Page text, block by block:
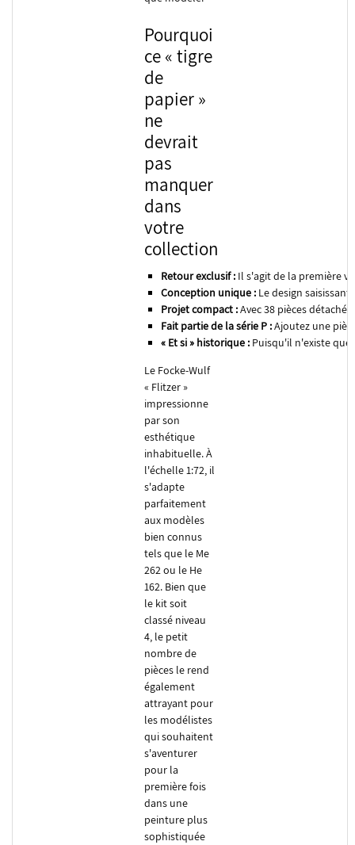
Pourquoi
ce « tigre
de
papier »
ne
devrait
pas
manquer
dans
votre
collection
Retour exclusif : Il s'agit de la première
Conception unique : Le design
Projet compact :Avec 38 pièces
Fait partie de la série P :Ajoutez une
« Et si » historique : Puisqu'il n'existe
Le Focke-Wulf
« Flitzer »
impressionne
par son
esthétique
inhabituelle. À
l'échelle 1:72, il
s'adapte
parfaitement
aux modèles
bien connus
tels que le Me
262 ou le He
162. Bien que
le kit soit
classé niveau
4, le petit
nombre de
pièces le rend
également
attrayant pour
les modélistes
qui souhaitent
s'aventurer
pour la
première fois
dans une
peinture plus
sophistiquée